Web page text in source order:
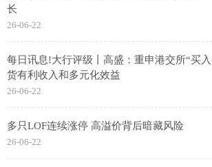
长
26-06-22
每日讯息!大行评级丨高盛：重申港交所“买
货有利收入和多元化效益
26-06-22
多只LOF连续涨停 高溢价背后暗藏风险
26-06-22